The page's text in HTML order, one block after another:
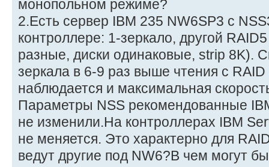
монопольном режиме?
2.Есть сервер IBM 235 NW6SP3 c
контроллере: 1-зеркало, другой
разные, диски одинаковые, strip 8K).
зеркала в 6-9 раз выше чтения с
наблюдается и максимальная
Параметры NSS рекомендованные
не изменили.На контроллерах IBM
не меняется. Это характерно для
ведут другие под NW6?В чем могут